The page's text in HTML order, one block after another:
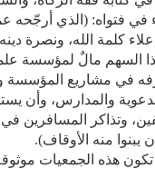
في فتواه: (الذي
كلمة الله، ونصرة
السهم مالٌ لمؤسسة
في مشاريع المؤسسة
والمدارس، وأن
وتذاكر المسافرين في
يبنوا منه الأوقاف).
هذه الجمعيات